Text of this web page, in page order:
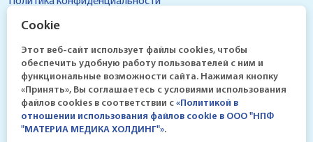
разрешенных субъектом персональных данных для
распространения
Cookie
Этот веб-сайт использует файлы cookies, чтобы
обеспечить удобную работу пользователей с ним и
функциональные возможности сайта. Нажимая кнопку
«Принять», Вы соглашаетесь с условиями использования
файлов cookies в соответствии c «Политикой в
отношении использования файлов cookie в ООО "НПФ
"МАТЕРИА МЕДИКА ХОЛДИНГ"».